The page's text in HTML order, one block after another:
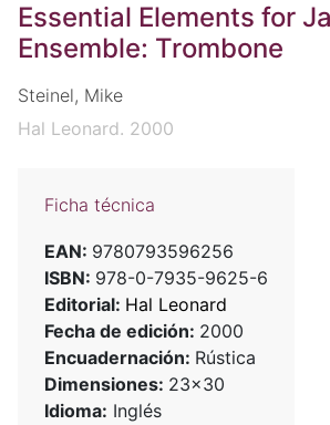
Essential Elements for
Ensemble: Trombone
Steinel, Mike
Hal Leonard. 2000
Ficha técnica
EAN: 9780793596256
ISBN: 978-0-7935-9625-6
Editorial: Hal Leonard
Fecha de edición: 2000
Encuadernación: Rústica
Dimensiones: 23x30
Idioma: Inglés